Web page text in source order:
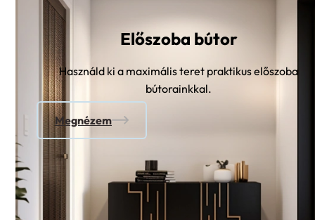
Előszoba bútor
Használd ki a maximális teret praktikus előszoba
bútorainkkal.
Megnézem